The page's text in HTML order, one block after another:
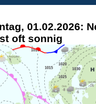
01.02.2026:
oft sonnig